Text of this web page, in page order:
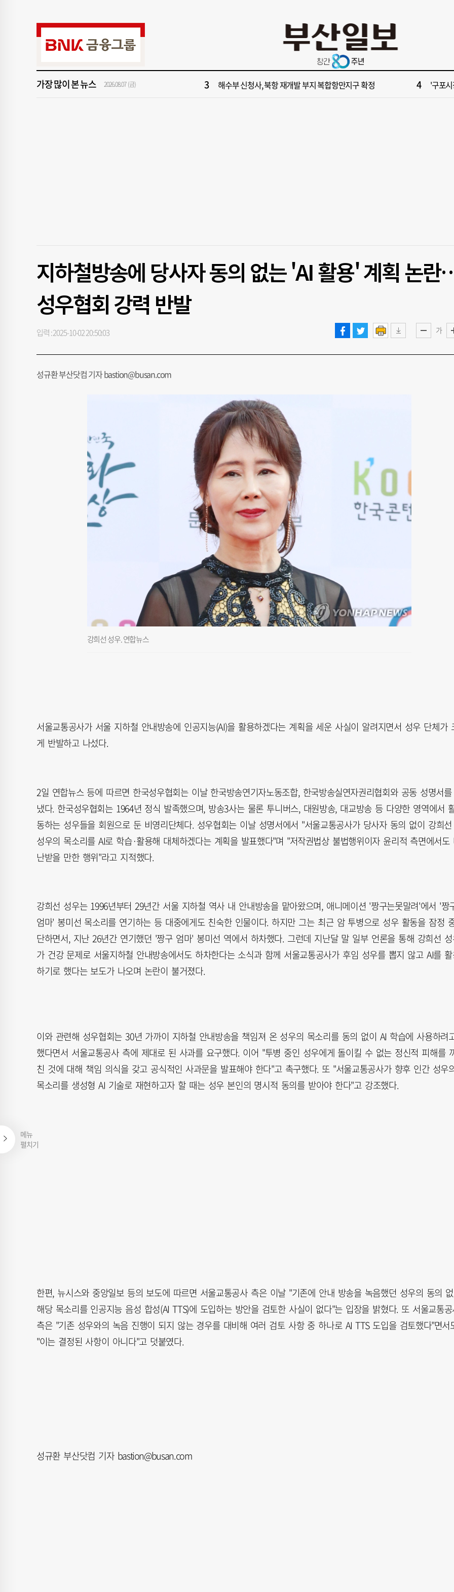
메뉴
펼치기
가장 많이 본 뉴스 2026.08.07 (금)
[속보] 제13호 태풍 돌핀 경로, 내주 중국 상륙…'불가마 더위' 언제까지 "아들
해수부 신청사, 북항 재개발 부지 복합항만지구 확정 '구포
5 [부산일보 오늘의 운세] 8월 5일(음 6월 23일) 6 [부산
지하철방송에 당사자 동의 없는 'AI 활용' 계획 논
성우협회 강력 반발
가
입력 : 2025-10-02 20:50:03
성규환 부산닷컴 기자 bastion@busan.com
강희선 성우. 연합뉴스
서울교통공사가 서울 지하철 안내방송에 인공지능(AI)을 활용하겠다는 계획을 세운 사실이 알려지면서 성우 단체가
게 반발하고 나섰다.
2일 연합뉴스 등에 따르면 한국성우협회는 이날 한국방송연기자노동조합, 한국방송실연자권리협회와 공동 성명서를
냈다. 한국성우협회는 1964년 정식 발족했으며, 방송3사는 물론 투니버스, 대원방송, 대교방송 등 다양한 영역에서
동하는 성우들을 회원으로 둔 비영리단체다. 성우협회는 이날 성명서에서 "서울교통공사가 당사자 동의 없이 강희선
성우의 목소리를 AI로 학습·활용해 대체하겠다는 계획을 발표했다"며 "저작권법상 불법행위이자 윤리적 측면에서도
난받을 만한 행위"라고 지적했다.
강희선 성우는 1996년부터 29년간 서울 지하철 역사 내 안내방송을 맡아왔으며, 애니메이션 '짱구는못말려'에서 '짱
엄마' 봉미선 목소리를 연기하는 등 대중에게도 친숙한 인물이다. 하지만 그는 최근 암 투병으로 성우 활동을 잠정
단하면서, 지난 26년간 연기했던 '짱구 엄마' 봉미선 역에서 하차했다. 그런데 지난달 말 일부 언론을 통해 강희선
가 건강 문제로 서울지하철 안내방송에서도 하차한다는 소식과 함께 서울교통공사가 후임 성우를 뽑지 않고 AI를
하기로 했다는 보도가 나오며 논란이 불거졌다.
이와 관련해 성우협회는 30년 가까이 지하철 안내방송을 책임져 온 성우의 목소리를 동의 없이 AI 학습에 사용하려
했다면서 서울교통공사 측에 제대로 된 사과를 요구했다. 이어 "투병 중인 성우에게 돌이킬 수 없는 정신적 피해를
친 것에 대해 책임 의식을 갖고 공식적인 사과문을 발표해야 한다"고 촉구했다. 또 "서울교통공사가 향후 인간 성우
목소리를 생성형 AI 기술로 재현하고자 할 때는 성우 본인의 명시적 동의를 받아야 한다"고 강조했다.
한편, 뉴시스와 중앙일보 등의 보도에 따르면 서울교통공사 측은 이날 "기존에 안내 방송을 녹음했던 성우의 동의
해당 목소리를 인공지능 음성 합성(AI TTS)에 도입하는 방안을 검토한 사실이 없다"는 입장을 밝혔다. 또 서울교통
측은 "기존 성우와의 녹음 진행이 되지 않는 경우를 대비해 여러 검토 사항 중 하나로 AI TTS 도입을 검토했다"면서
"이는 결정된 사항이 아니다"고 덧붙였다.
성규환 부산닷컴 기자 bastion@busan.com